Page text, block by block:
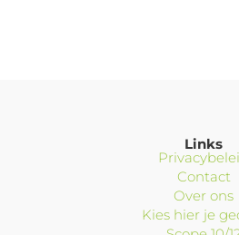
Links
Contact
Over ons
Kies hier je